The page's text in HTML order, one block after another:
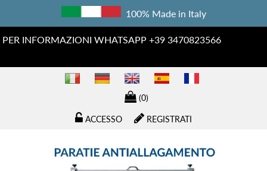
100% Made in Italy
PER INFORMAZIONI WHATSAPP +39 3470823566
(0)
REGISTRATI
ACCESSO